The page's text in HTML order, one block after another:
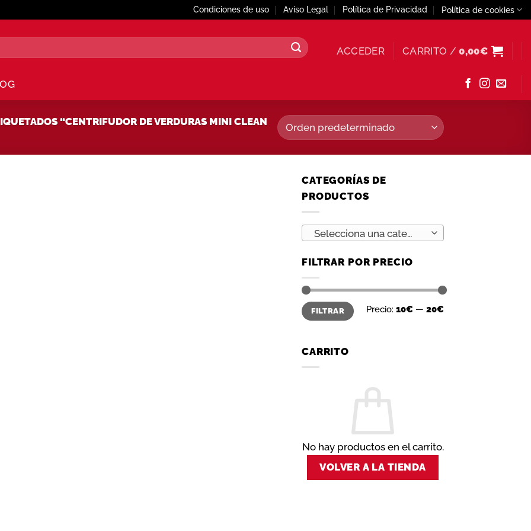
Condiciones de uso Aviso Legal Política de Privacidad Política de cookies
ACCEDER CARRITO /0,00€
“CENTRIFUDOR DE VERDURAS MINI CLEAN
CATEGORÍAS DE
PRODUCTOS
Selecciona una categoría
FILTRAR POR PRECIO
Precio
mínimo
Precio
máximo
FILTRAR Precio: 10€ — 20€
CARRITO
No hay productos en el carrito.
VOLVER A LA TIENDA